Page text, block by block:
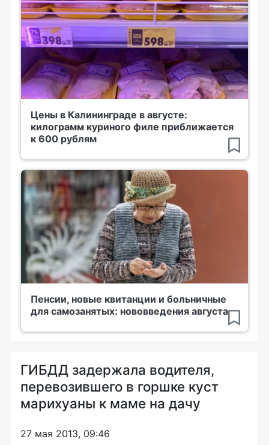
Цены в Калининграде в августе:
килограмм куриного филе приближается
к 600 рублям
Пенсии, новые квитанции и больничные
для самозанятых: нововведения августа
ГИБДД задержала водителя,
перевозившего в горшке куст
марихуаны к маме на дачу
27 мая 2013, 09:46